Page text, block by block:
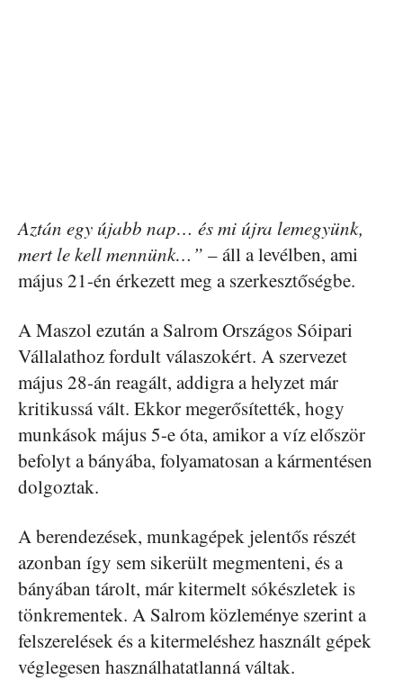
Aztán egy újabb nap… és mi újra lemegyünk,
mert le kell mennünk…” – áll a levélben, ami
május 21-én érkezett meg a szerkesztőségbe.
A Maszol ezután a Salrom Országos Sóipari
Vállalathoz fordult válaszokért. A szervezet
május 28-án reagált, addigra a helyzet már
kritikussá vált. Ekkor megerősítették, hogy
munkások május 5-e óta, amikor a víz először
befolyt a bányába, folyamatosan a kármentésen
dolgoztak.
A berendezések, munkagépek jelentős részét
azonban így sem sikerült megmenteni, és a
bányában tárolt, már kitermelt sókészletek is
tönkrementek. A Salrom közleménye szerint a
felszerelések és a kitermeléshez használt gépek
véglegesen használhatatlanná váltak.